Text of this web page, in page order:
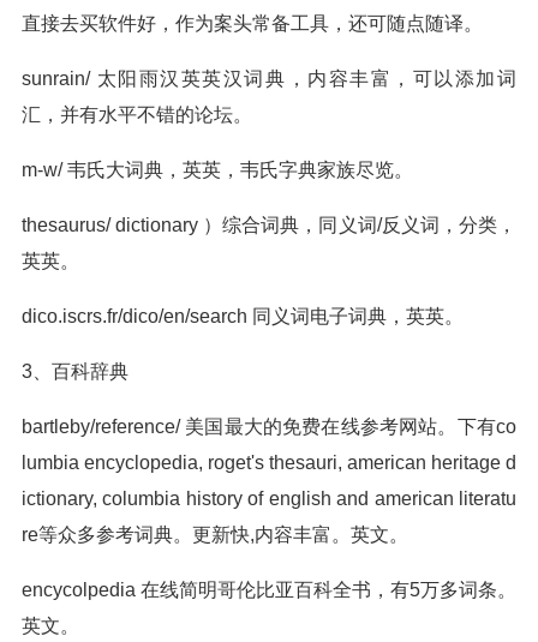
直接去买软件好，作为案头常备工具，还可随点随译。
sunrain/ 太阳雨汉英英汉词典，内容丰富，可以添加词
汇，并有水平不错的论坛。
m-w/ 韦氏大词典，英英，韦氏字典家族尽览。
thesaurus/ dictionary ）综合词典，同义词/反义词，分类，
英英。
dico.iscrs.fr/dico/en/search 同义词电子词典，英英。
3、百科辞典
bartleby/reference/ 美国最大的免费在线参考网站。下有co
lumbia encyclopedia, roget's thesauri, american heritage d
ictionary, columbia history of english and american literatu
re等众多参考词典。更新快,内容丰富。英文。
encycolpedia 在线简明哥伦比亚百科全书，有5万多词条。
英文。